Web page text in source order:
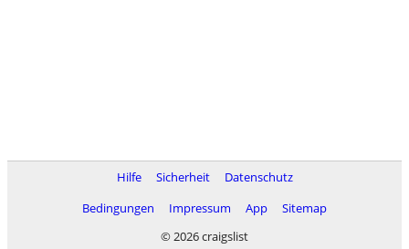
Hilfe Sicherheit
Datenschutz
Bedingungen
Impressum App
Sitemap
© 2026 craigslist